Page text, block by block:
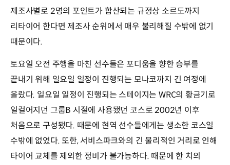
제조사별로 2명의 포인트가 합산되는 규정상 소르도까지
리타이어 한다면 제조사 순위에서 매우 불리해질 수밖에 없기
때문이다.
토요일 오전 주행을 마친 선수들은 포디움을 향한 승부를
끝내기 위해 일요일 일정이 진행되는 모나코까지 긴 여정에
올랐다. 일요일 일정이 진행되는 스테이지는 WRC의 황금기로
일컬어지던 그룹B 시절에 사용됐던 코스로 2002년 이후
처음으로 구성됐다. 때문에 현역 선수들에게는 생소한 코스일
수밖에 없었다. 또한, 서비스파크와의 긴 물리적인 거리로 인해
타이어 교체를 제외한 정비가 불가능하다. 때문에 한 치의